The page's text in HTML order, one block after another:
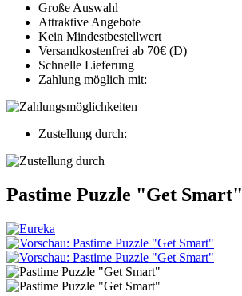
Große Auswahl
Attraktive Angebote
Kein Mindestbestellwert
Versandkostenfrei ab 70€ (D)
Schnelle Lieferung
Zahlung möglich mit:
Zustellung durch:
Pastime Puzzle "Get Smart"